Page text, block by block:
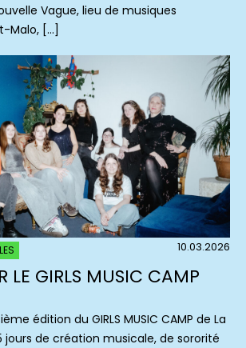
Vague, lieu de musiques
Malo, […]
10.03.2026
LE GIRLS MUSIC CAMP
édition du GIRLS MUSIC CAMP de La
jours de création musicale, de sororité